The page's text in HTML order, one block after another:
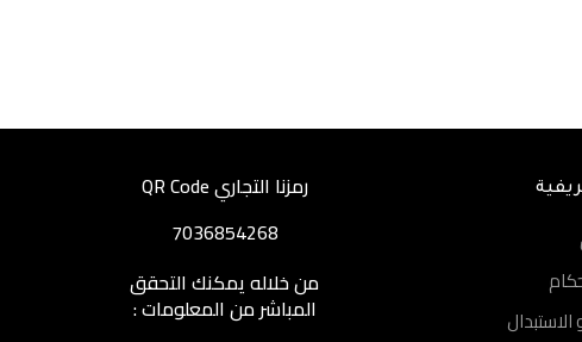
رمزنا التجاري QR Code
7036854268
من خلاله يمكنك التحقق
المباشر من المعلومات :